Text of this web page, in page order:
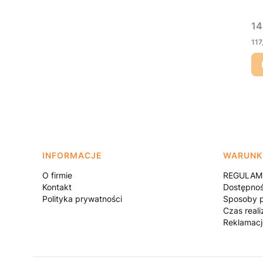
Linki w stopce
INFORMACJE
O firmie
Kontakt
Polityka prywatności
Sposoby
Czas